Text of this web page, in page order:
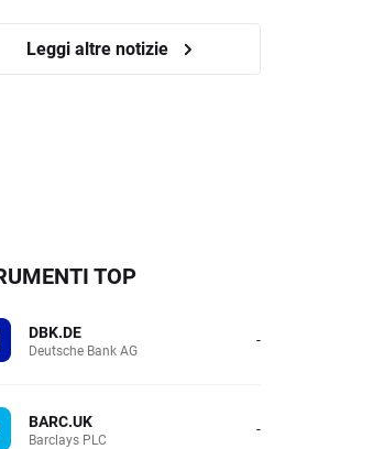
Leggi altre notizie
TOP
DBK.DE
Deutsche Bank AG -
BARC.UK
Barclays PLC -